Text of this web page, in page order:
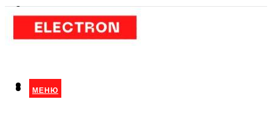
КЛИМАТИЧЕСКАЯ
МЕНЮ
МЕНЮ